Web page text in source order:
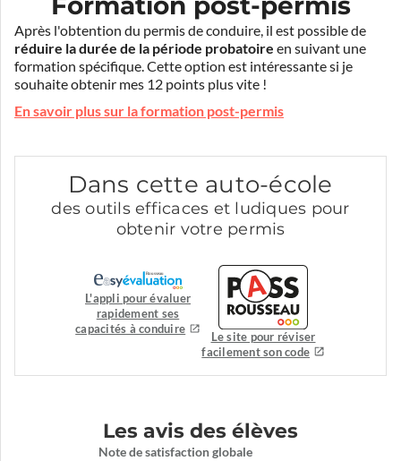
Après l'obtention du permis de conduire, il est possible de
réduire la durée de la période probatoire en suivant une
formation spécifique. Cette option est intéressante si je
souhaite obtenir mes 12 points plus vite !
En savoir plus sur la formation post-permis
Dans cette auto-école
des outils efficaces et ludiques pour
obtenir votre permis
L'appli pour évaluer
rapidement ses
capacités à conduire
Le site pour réviser
facilement son code
Les avis des élèves
Note de satisfaction globale